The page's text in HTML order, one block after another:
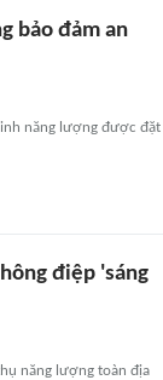
bảo đảm an
năng lượng được đặt
điệp 'sáng
năng lượng toàn địa